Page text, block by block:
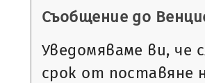
Съобщение до
Уведомяваме ви, че
срок от поставяне